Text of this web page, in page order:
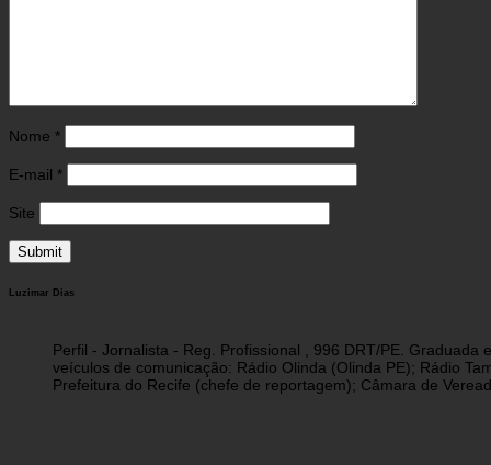
Nome *
E-mail *
Site
Luzimar Dias
Perfil - Jornalista - Reg. Profissional , 996 DRT/PE.
veículos de comunicação: Rádio Olinda (Olinda PE); Rádio
Prefeitura do Recife (chefe de reportagem); Câmara de